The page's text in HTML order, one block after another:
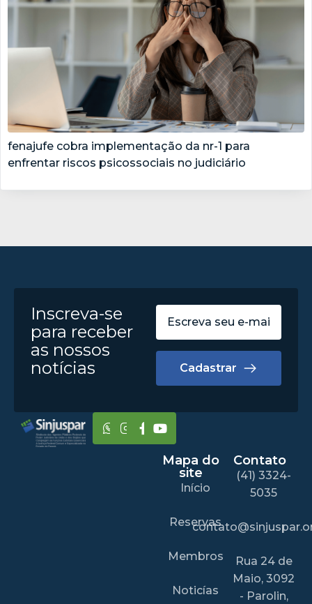
fenajufe cobra implementação da nr-1 para
enfrentar riscos psicossociais no judiciário
Inscreva-se
para receber
as nossos
notícias
Cadastrar
Mapa do
site
Início
Reservas
Membros
Noticías
Contato
(41) 3324-
5035
Rua 24 de
Maio, 3092
- Parolin,